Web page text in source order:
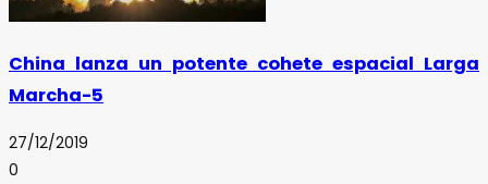
China lanza un potente cohete espacial Larga
Marcha-5
27/12/2019
0